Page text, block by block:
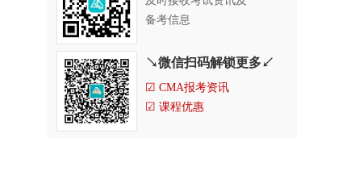
备考信息
↘微信扫码解锁更多↙
☑ CMA报考资讯
☑ 课程优惠